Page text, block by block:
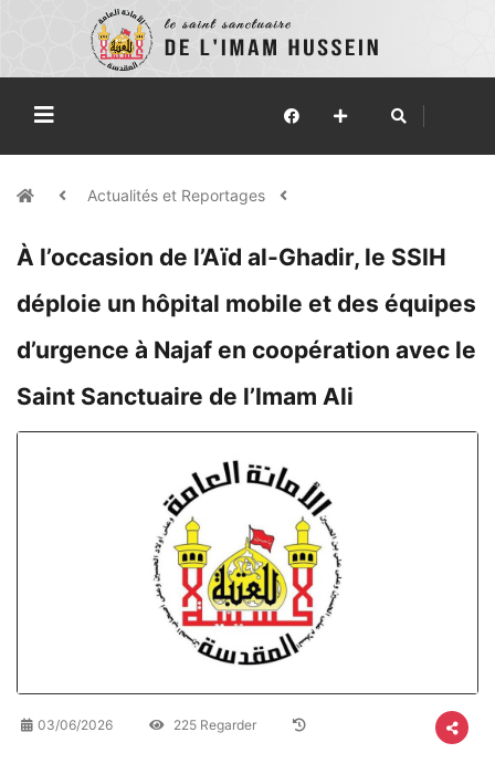
Actualités et Reportages
À l’occasion de l’Aïd al-Ghadir, le SSIH
déploie un hôpital mobile et des équipes
d’urgence à Najaf en coopération avec le
Saint Sanctuaire de l’Imam Ali
03/06/2026 225 Regarder